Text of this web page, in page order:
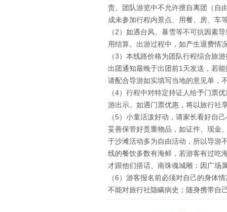
责。团队游览中不允许擅自离团（自
成未参加行程内景点、用餐、房、车
（2）如遇台风、暴雪等不可抗因素
用结算。出游过程中，如产生退费情
（3）本线路价格为团队行程综合旅
出团通知最晚于出团前1天发送，若
请配合导游如实填写当地的意见单，
（4）行程中对特定持证人给予门票
游出示。如遇门票优惠，将以旅行社
（5）小童活泼好动，请家长看好自
妥善保管好贵重物品，如证件、现金
于沙滩活动多为自由活动，所以导游
线的餐饮多数有海鲜，若游客有过吃
才跟他们搭话、南珠魂城雕：因广场
（6）游客报名前必须对自己的身体
不能对旅行社隐瞒病史；随身携带自